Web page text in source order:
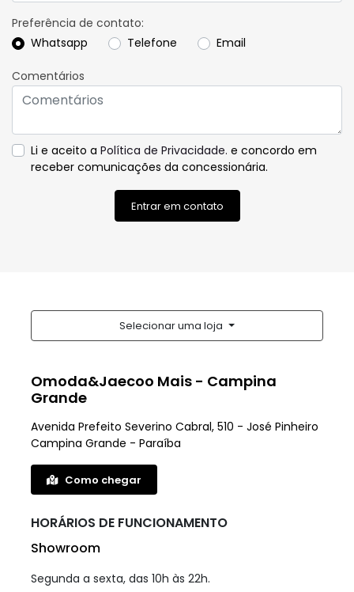
Preferência de contato:
Whatsapp
Telefone Email
Comentários
Li e aceito a Política de Privacidade. e concordo em
receber comunicações da concessionária.
Entrar em contato
Selecionar uma loja
Omoda&Jaecoo Mais - Campina
Grande
Avenida Prefeito Severino Cabral, 510 - José Pinheiro
Campina Grande - Paraíba
Como chegar
HORÁRIOS DE FUNCIONAMENTO
Showroom
Segunda a sexta, das 10h às 22h.